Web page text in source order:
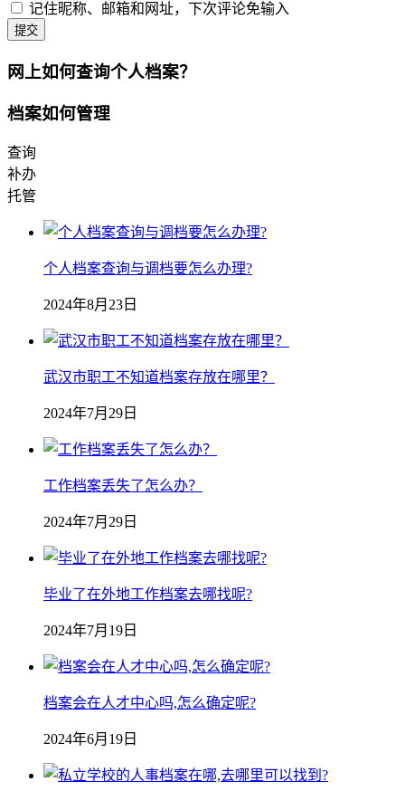
记住昵称、邮箱和网址，下次评论免输入
提交
网上如何查询个人档案？
档案如何管理
查询
补办
托管
个人档案查询与调档要怎么办理?
2024年8月23日
武汉市职工不知道档案存放在哪里？
2024年7月29日
工作档案丢失了怎么办？
2024年7月29日
毕业了在外地工作档案去哪找呢?
2024年7月19日
档案会在人才中心吗,怎么确定呢?
2024年6月19日